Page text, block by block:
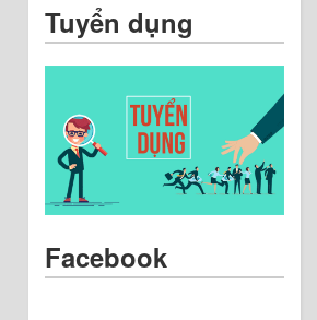
Tuyển dụng
Facebook